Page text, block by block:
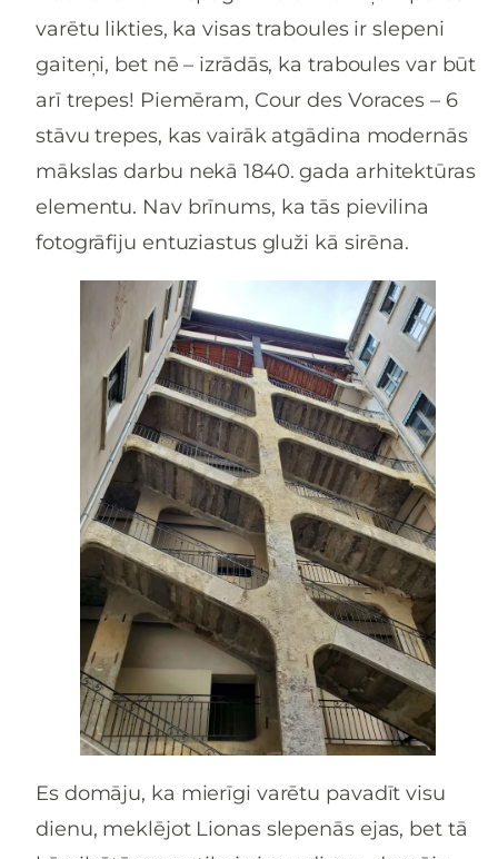
varētu likties, ka visas traboules ir slepeni
gaiteņi, bet nē – izrādās, ka traboules var būt
arī trepes! Piemēram, Cour des Voraces – 6
stāvu trepes, kas vairāk atgādina modernās
mākslas darbu nekā 1840. gada arhitektūras
elementu. Nav brīnums, ka tās pievilina
fotogrāfiju entuziastus gluži kā sirēna.
Es domāju, ka mierīgi varētu pavadīt visu
dienu, meklējot Lionas slepenās ejas, bet tā